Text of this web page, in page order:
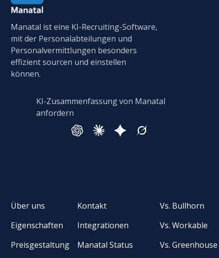
Manatal ist eine KI-Recruiting-Software,
mit der Personalabteilungen und
Personalvermittlungen besonders
effizient sourcen und einstellen
können.
KI-Zusammenfassung von Manatal
anfordern
Über uns
Eigenschaften
Preisgestaltung
Kontakt
Integrationen
Manatal Status
Vs. Bullhorn
Vs. Workable
Vs. Greenhouse